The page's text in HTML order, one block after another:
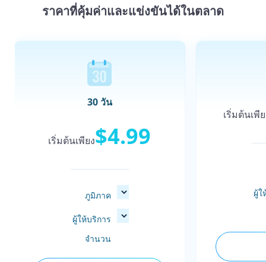
ราคาที่คุ้มค่าและแข่งขันได้ในตลาด
30 วัน
เริ่มต้นเพียง$4.99
ภูมิภาค
ผู้ให้บริการ
จำนวน
เริ่มต้นเพี
ผู้ใ